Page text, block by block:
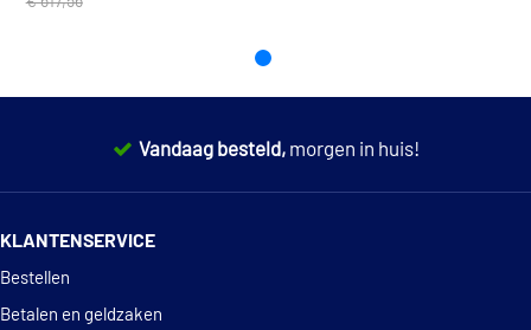
Vandaag besteld, morgen in huis!
KLANTENSERVICE
Bestellen
Betalen en geldzaken